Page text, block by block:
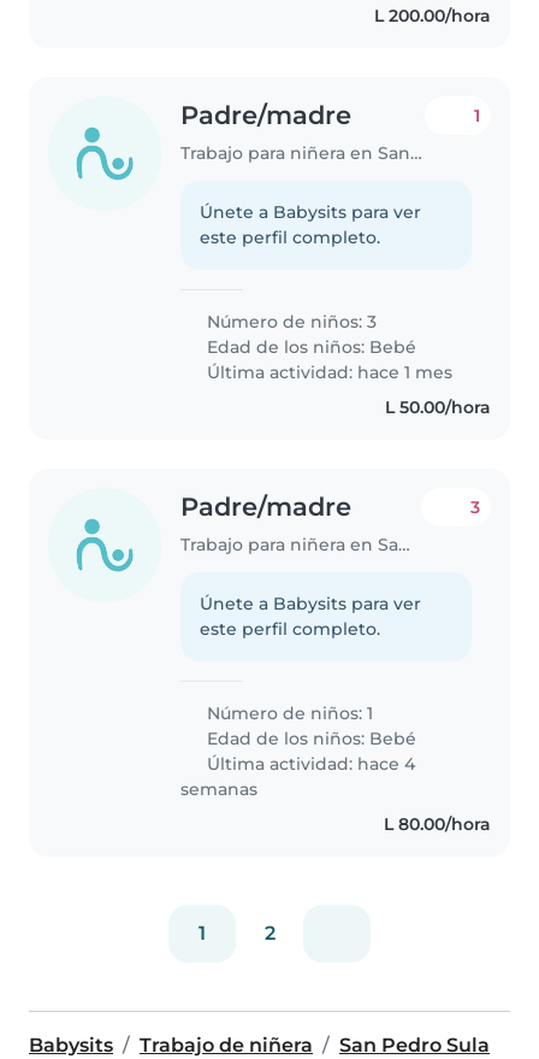
L 200.00/hora
Padre/madre
Trabajo para niñera en San Pedro Sula
1
Únete a Babysits para ver
este perfil completo.
Número de niños: 3
Edad de los niños: Bebé
Última actividad: hace 1 mes
L 50.00/hora
Padre/madre
Trabajo para niñera en San Pedro Sula
3
Únete a Babysits para ver
este perfil completo.
Número de niños: 1
Edad de los niños: Bebé
Última actividad: hace 4
semanas
L 80.00/hora
1 2
Babysits Trabajo de niñera San Pedro Sula